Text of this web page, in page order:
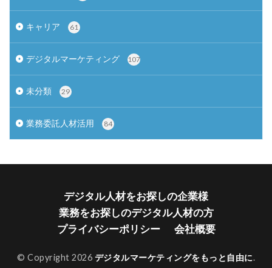
キャリア 61
デジタルマーケティング 107
未分類 29
業務委託人材活用 84
デジタル人材をお探しの企業様
業務をお探しのデジタル人材の方
プライバシーポリシー
会社概要
© Copyright 2026 デジタルマーケティングをもっと自由に.